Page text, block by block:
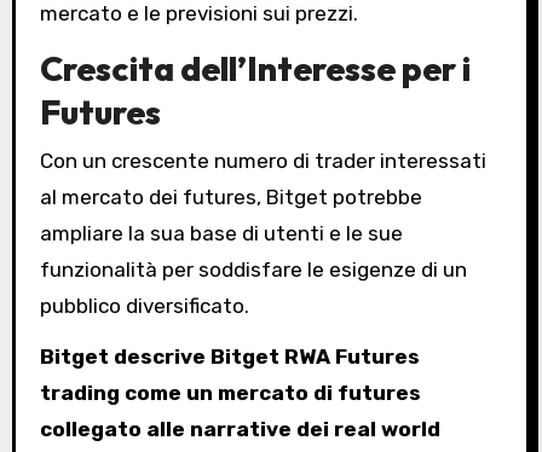
mercato e le previsioni sui prezzi.
Crescita dell’Interesse per i
Futures
Con un crescente numero di trader interessati
al mercato dei futures, Bitget potrebbe
ampliare la sua base di utenti e le sue
funzionalità per soddisfare le esigenze di un
pubblico diversificato.
Bitget descrive Bitget RWA Futures
trading come un mercato di futures
collegato alle narrative dei real world